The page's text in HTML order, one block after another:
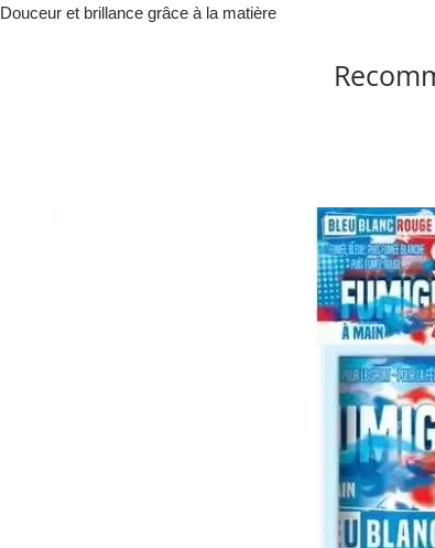
Douceur et brillance grâce à la matière